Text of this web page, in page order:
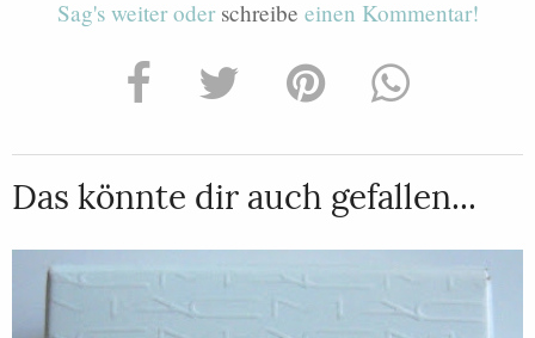
Sag's weiter oder schreibe einen Kommentar!
Das könnte dir auch gefallen...